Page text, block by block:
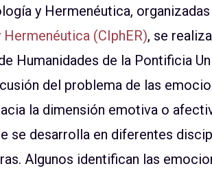
y Hermenéutica,
(CIphER), se
Humanidades de la Pontificia
del problema de las
la dimensión emotiva o
se desarrolla en diferentes
Algunos identifican las